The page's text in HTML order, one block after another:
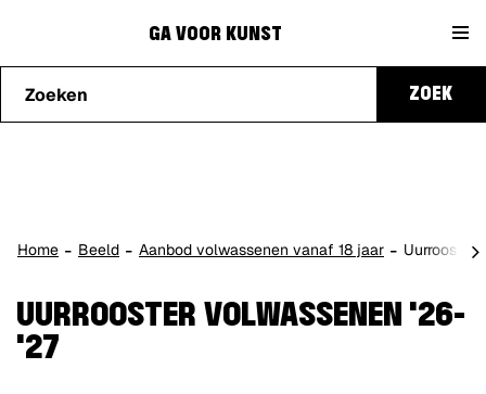
voor
GA VOOR KUNST
kunnen
we je
ZOEK
Home Beeld Aanbod volwassenen vanaf 18 jaar Uurrooster
UURROOSTER VOLWASSENEN '26-
'27